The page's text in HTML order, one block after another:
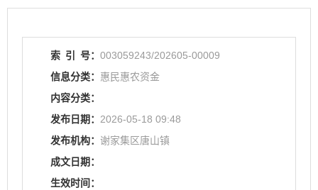
索 引 号： 003059243/202605-00009
信息分类： 惠民惠农资金
内容分类：
发布日期： 2026-05-18 09:48
发布机构： 谢家集区唐山镇
成文日期：
生效时间：